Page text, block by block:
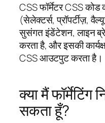
CSS फॉर्मेटर CSS
(सेलेक्टर्स, प्रॉपर्टीज़,
सुसंगत इंडेंटेशन, लाइन
करता है, और इसकी
CSS आउटपुट करता है।
क्या मैं
सकता हूँ?